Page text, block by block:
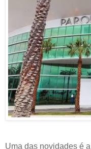
Uma das novidades é